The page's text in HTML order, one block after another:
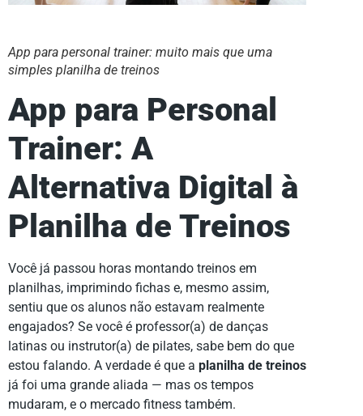
App para personal trainer: muito mais que uma
simples planilha de treinos
App para Personal
Trainer: A
Alternativa Digital à
Planilha de Treinos
Você já passou horas montando treinos em
planilhas, imprimindo fichas e, mesmo assim,
sentiu que os alunos não estavam realmente
engajados? Se você é professor(a) de danças
latinas ou instrutor(a) de pilates, sabe bem do que
estou falando. A verdade é que a planilha de treinos
já foi uma grande aliada — mas os tempos
mudaram, e o mercado fitness também.